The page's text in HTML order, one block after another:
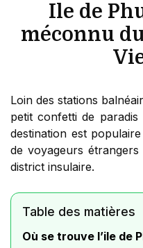
Ile de
méconnu
Loin des stations
petit confetti de
destination est
de voyageurs étrangers
district insulaire.
Table des matières
Où se trouve l’ile de